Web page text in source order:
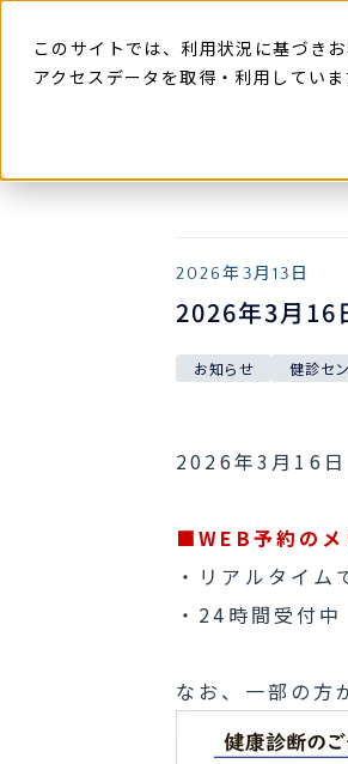
このサイトでは、利用状況に基づき
アクセスデータを取得・利用していま
本
2026年3月 13 日
2026年3月16
お知らせ 健診セ
2026年3月16日
■WEB予約のメ
・リアルタイム
・24時間受付中
なお、一部の方